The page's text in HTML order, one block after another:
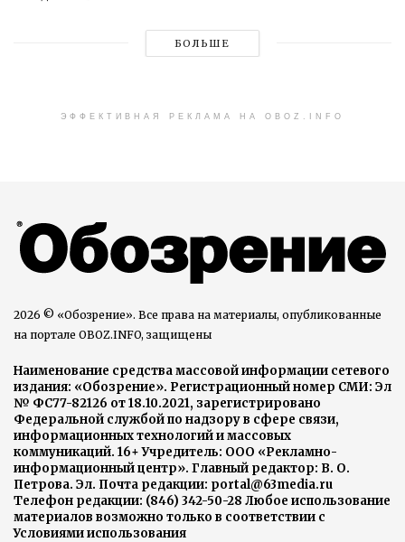
БОЛЬШЕ
ЭФФЕКТИВНАЯ РЕКЛАМА НА OBOZ.INFO
2026 © «Обозрение». Все права на материалы, опубликованные
на портале OBOZ.INFO, защищены
Наименование средства массовой информации сетевого
издания: «Обозрение». Регистрационный номер СМИ: Эл
№ ФС77-82126 от 18.10.2021, зарегистрировано
Федеральной службой по надзору в сфере связи,
информационных технологий и массовых
коммуникаций. 16+ Учредитель: ООО «Рекламно-
информационный центр». Главный редактор: В. О.
Петрова. Эл. Почта редакции: portal@63media.ru
Телефон редакции: (846) 342-50-28 Любое использование
материалов возможно только в соответствии с
Условиями использования